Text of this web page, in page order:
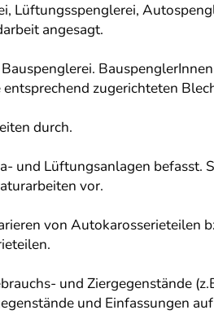
Lüftungsspenglerei,
angesagt.
zugerichteten
durch.
und Lüftungsanlagen befasst.
vor.
von Autokarosserieteilen
und Ziergegenstände
und Einfassungen